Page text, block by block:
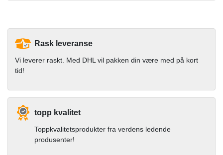
Rask leveranse
Vi leverer raskt. Med DHL vil pakken din være med på kort
tid!
topp kvalitet
Toppkvalitetsprodukter fra verdens ledende
produsenter!